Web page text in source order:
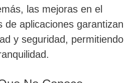
las mejoras en el
de aplicaciones garantizan
y seguridad, permitiendo